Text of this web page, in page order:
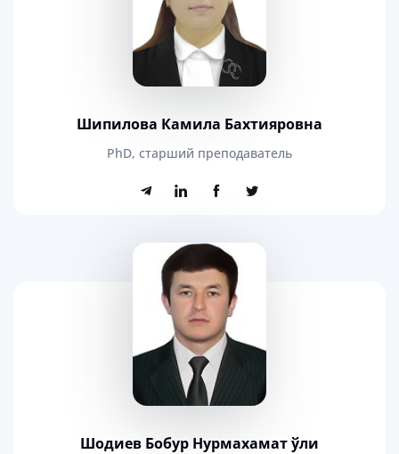
Шипилова Камила Бахтияровна
PhD, старший преподаватель
Шодиев Бобур Нурмахамат ўғли